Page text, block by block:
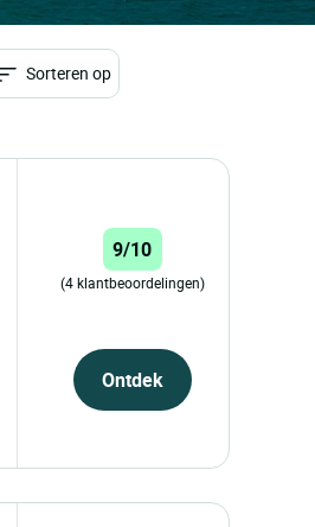
Sorteren op
9/10
(4 klantbeoordelingen)
Ontdek